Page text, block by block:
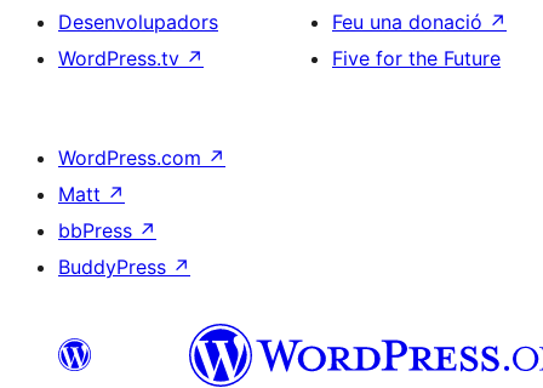
Desenvolupadors
WordPress.tv ↗
Feu una donació ↗
Five for the Future
WordPress.com ↗
Matt ↗
bbPress ↗
BuddyPress ↗